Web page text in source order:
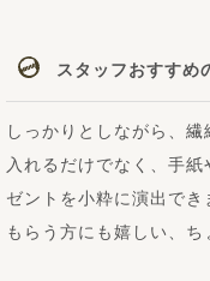
スタッフおすすめ
しっかりとしながら、
入れるだけでなく、手
ゼントを小粋に演出でき
もらう方にも嬉しい、ち